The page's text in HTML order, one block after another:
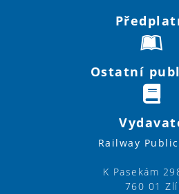
Ostatní
Railway
K Pasekám
760 01